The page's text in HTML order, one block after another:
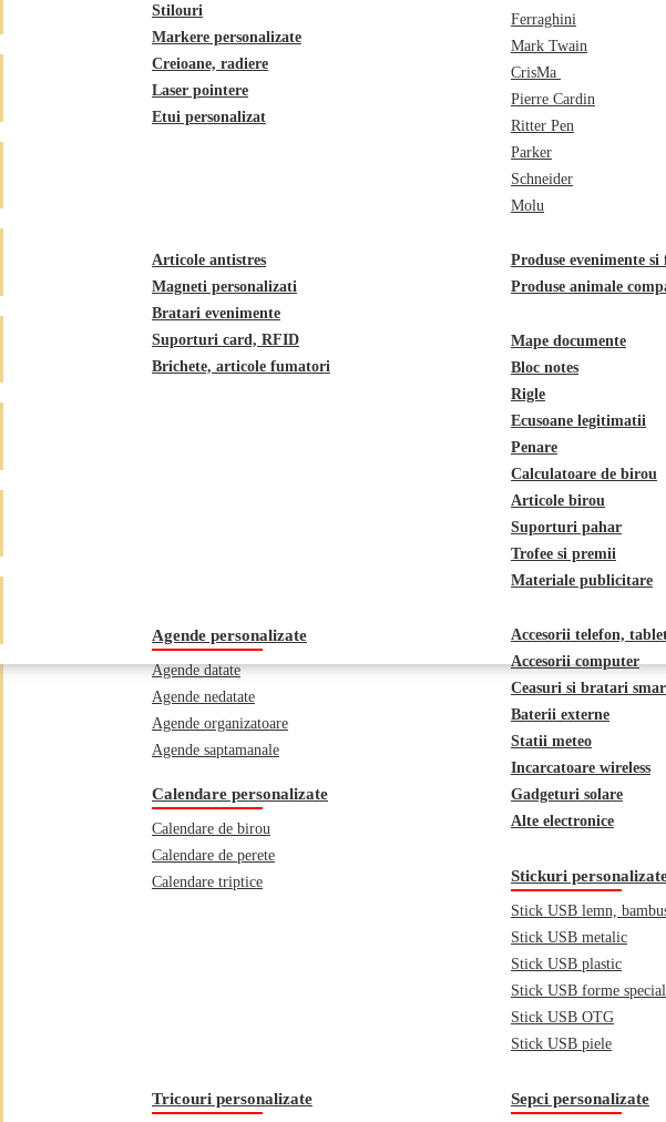
Stilouri
Markere personalizate
Creioane, radiere
Laser pointere
Etui personalizat
Ferraghini
Mark Twain
CrisMa
Pierre Cardin
Ritter Pen
Parker
Schneider
Molu
Articole antistres
Magneti personalizati
Bratari evenimente
Suporturi card, RFID
Brichete, articole fumatori
Produse evenimente
Produse animale
Mape documente
Bloc notes
Rigle
Ecusoane legitimatii
Penare
Calculatoare de birou
Articole birou
Suporturi pahar
Trofee si premii
Materiale publicitare
Agende personalizate
Agende datate
Agende nedatate
Agende organizatoare
Agende saptamanale
Calendare personalizate
Calendare de birou
Calendare de perete
Calendare triptice
Accesorii telefon,
Accesorii computer
Ceasuri si bratari
Baterii externe
Statii meteo
Incarcatoare wireless
Gadgeturi solare
Alte electronice
Stickuri
Stick USB lemn,
Stick USB metalic
Stick USB plastic
Stick USB forme
Stick USB OTG
Stick USB piele
Tricouri personalizate Sepci personalizate